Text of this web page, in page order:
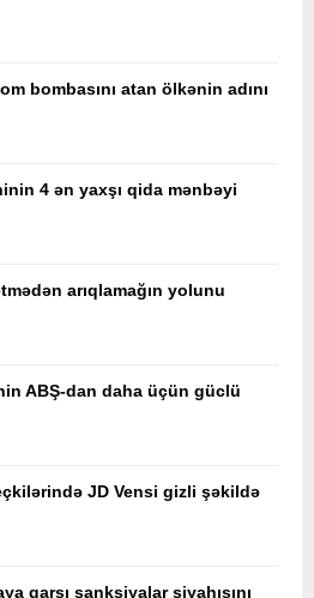
bombasını atan ölkənin adını
4 ən yaxşı qida mənbəyi
arıqlamağın yolunu
ABŞ-dan daha üçün güclü
JD Vensi gizli şəkildə
qarşı sanksiyalar siyahısını